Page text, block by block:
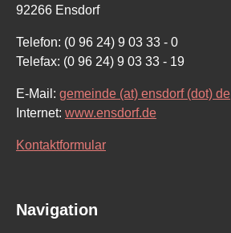
92266 Ensdorf
Telefon: (0 96 24) 9 03 33 - 0
Telefax: (0 96 24) 9 03 33 - 19
E-Mail: gemeinde (at) ensdorf (dot) de
Internet: www.ensdorf.de
Kontaktformular
Navigation